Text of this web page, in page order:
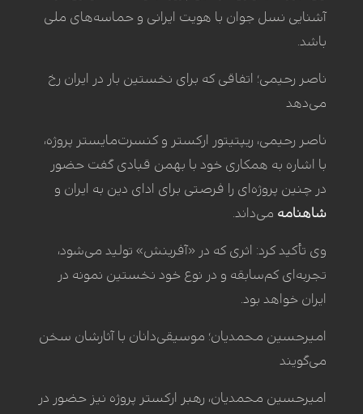
آشنایی نسل جوان با هویت ایرانی و حماسه‌های ملی
باشد.
ناصر رحیمی؛ اتفاقی که برای نخستین بار در ایران رخ
می‌دهد
ناصر رحیمی، ریپتیتور ارکستر و کنسرت‌مایستر پروژه،
با اشاره به همکاری خود با بهمن قبادی گفت حضور
در چنین پروژه‌ای را فرصتی برای ادای دین به ایران و
شاهنامه می‌داند.
وی تأکید کرد: اثری که در «آفرینش» تولید می‌شود،
تجربه‌ای کم‌سابقه و در نوع خود نخستین نمونه در
ایران خواهد بود.
امیرحسین محمدیان؛ موسیقی‌دانان با آثارشان سخن
می‌گویند
امیرحسین محمدیان، رهبر ارکستر پروژه نیز حضور در